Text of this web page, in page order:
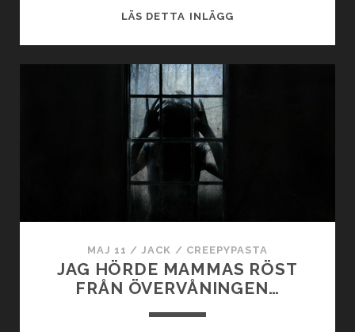
LÄS DETTA INLÄGG“VAD
MAJ 11 /JACK / CREEPYPASTA
JAG HÖRDE MAMMAS RÖST
FRÅN ÖVERVÅNINGEN…